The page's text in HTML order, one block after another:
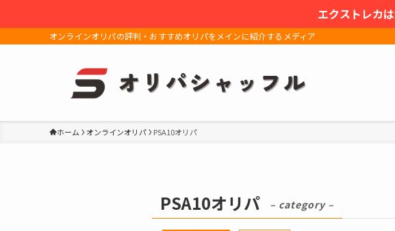
エクストレカ
オンラインオリパの評判・おすすめオリパをメインに紹介するメディア
ホーム オンラインオリパ PSA10オリパ
PSA10オリパ – category –